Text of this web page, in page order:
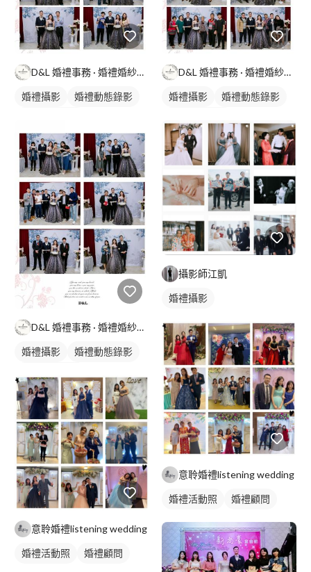
D&L 婚禮事務 · 婚禮婚紗攝影
婚禮攝影
婚禮動態錄影
D&L 婚禮事務 · 婚禮婚紗攝影
婚禮攝影
婚禮動態錄影
意聆婚禮listening wedding
婚禮活動照 婚禮顧問
D&L 婚禮事務 · 婚禮婚紗攝影
婚禮攝影
婚禮動態錄影
攝影師江凱
婚禮攝影
意聆婚禮listening wedding
婚禮活動照 婚禮顧問